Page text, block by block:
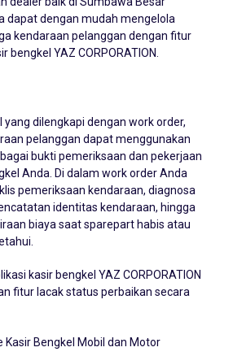
dapat dengan mudah mengelola
kendaraan pelanggan dengan fitur
bengkel YAZ CORPORATION.
yang dilengkapi dengan work order,
pelanggan dapat menggunakan
bukti pemeriksaan dan pekerjaan
Anda. Di dalam work order Anda
pemeriksaan kendaraan, diagnosa
identitas kendaraan, hingga
biaya saat sparepart habis atau
kasir bengkel YAZ CORPORATION
fitur lacak status perbaikan secara
Kasir Bengkel Mobil dan Motor